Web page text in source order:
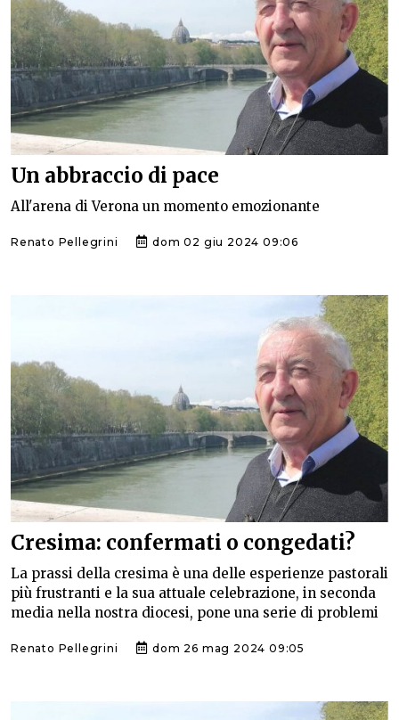
Un abbraccio di pace
All'arena di Verona un momento emozionante
Renato Pellegrini dom 02 giu 2024 09:06
Cresima: confermati o congedati?
La prassi della cresima è una delle esperienze pastorali
più frustranti e la sua attuale celebrazione, in seconda
media nella nostra diocesi, pone una serie di problemi
Renato Pellegrini dom 26 mag 2024 09:05